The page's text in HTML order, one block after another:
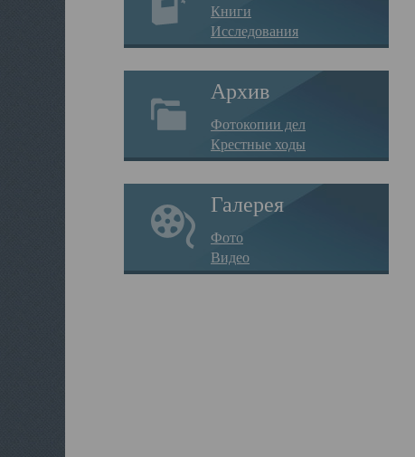
Книги
Исследования
Архив
Фотокопии дел
Крестные ходы
Галерея
Фото
Видео